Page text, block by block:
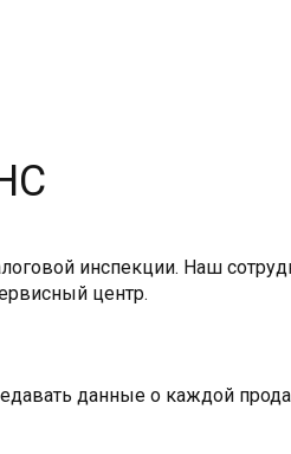
инспекции. Наш
центр.
данные о каждой